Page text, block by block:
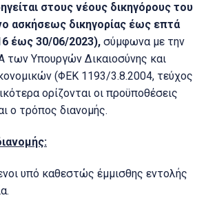
στους νέους δικηγόρους του
ασκήσεως δικηγορίας έως επτά
έως 30/06/2023), σύμφωνα με την
των Υπουργών Δικαιοσύνης και
(ΦΕΚ 1193/3.8.2004, τεύχος
ορίζονται οι προϋποθέσεις
ο τρόπος διανομής.
υπό καθεστώς έμμισθης εντολής